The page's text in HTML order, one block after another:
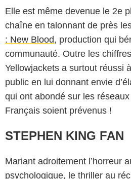
Elle est même devenue le 2e
chaîne en talonnant de près
: New Blood, production qui
communauté. Outre les
Yellowjackets a surtout réussi
public en lui donnant envie
qui ont abondé sur les
Français soient prévenus !
STEPHEN KING FAN
Mariant adroitement l’horreur
psychologique, le thriller au